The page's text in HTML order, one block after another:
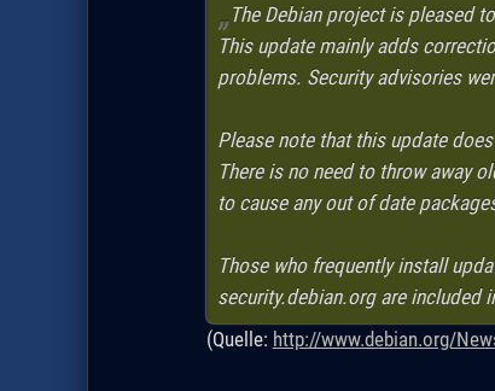
The Debian project is pleased
This update mainly adds
problems. Security advisories
Please note that this update
There is no need to throw away
to cause any out of date
Those who frequently install
security.debian.org are included
(Quelle: http://www.debian.org/